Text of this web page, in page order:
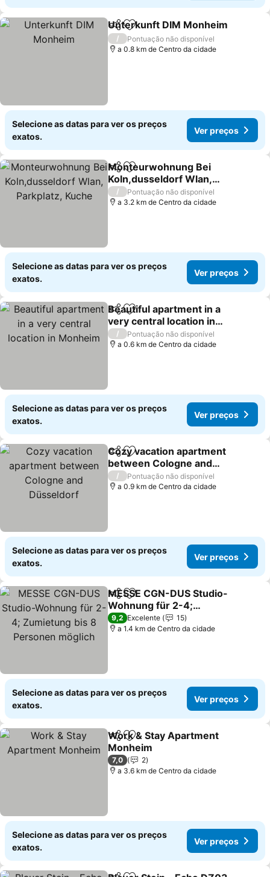
PartilharAdicionar aos favoritos
Unterkunft DIM Monheim
/
Pontuação não disponível
a 0.8 km de Centro da cidade
Selecione as datas para ver os preços
exatos.
Ver preços
PartilharAdicionar aos favoritos
Monteurwohnung Bei
Koln,dusseldorf Wlan,
Parkplatz, Kuche
Ver preços
/
Pontuação não disponível
a 3.2 km de Centro da cidade
Selecione as datas para ver os preços
exatos.
Ver preços
PartilharAdicionar aos favoritos
Beautiful apartment in a
very central location in
Monheim
Ver preços
/
Pontuação não disponível
a 0.6 km de Centro da cidade
Selecione as datas para ver os preços
exatos.
Ver preços
PartilharAdicionar aos favoritos
Cozy vacation apartment
between Cologne and
Düsseldorf
Ver preços
/
Pontuação não disponível
a 0.9 km de Centro da cidade
Selecione as datas para ver os preços
exatos.
Ver preços
PartilharAdicionar aos favoritos
MESSE CGN-DUS Studio-
Wohnung für 2-4;
Zumietung bis 8
Personen möglich
Ver preços
9,2 Excelente
15
a 1.4 km de Centro da cidade
Selecione as datas para ver os preços
exatos.
Ver preços
PartilharAdicionar aos favoritos
Work & Stay Apartment
Monheim
Ver preços
7,0
2
a 3.6 km de Centro da cidade
Selecione as datas para ver os preços
exatos.
Ver preços